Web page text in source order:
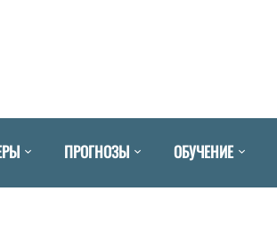
ПРОГНОЗЫ ОБУЧЕНИЕ